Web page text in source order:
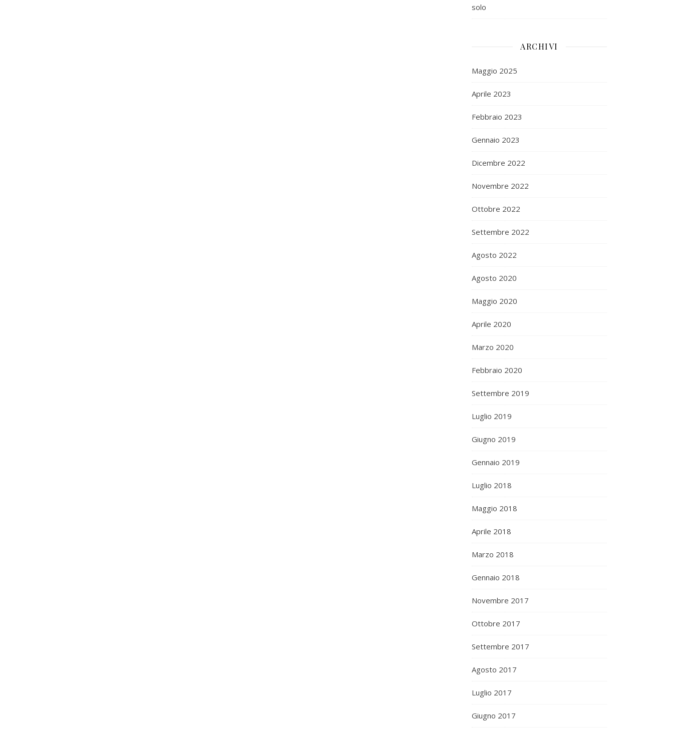
solo
ARCHIVI
Maggio 2025
Aprile 2023
Febbraio 2023
Gennaio 2023
Dicembre 2022
Novembre 2022
Ottobre 2022
Settembre 2022
Agosto 2022
Agosto 2020
Maggio 2020
Aprile 2020
Marzo 2020
Febbraio 2020
Settembre 2019
Luglio 2019
Giugno 2019
Gennaio 2019
Luglio 2018
Maggio 2018
Aprile 2018
Marzo 2018
Gennaio 2018
Novembre 2017
Ottobre 2017
Settembre 2017
Agosto 2017
Luglio 2017
Giugno 2017